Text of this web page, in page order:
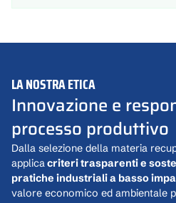
LA NOSTRA ETICA
Innovazione e
processo produttivo
Dalla selezione della materia
applicacriteri trasparenti e
pratiche industriali a basso
valore economico ed ambientale